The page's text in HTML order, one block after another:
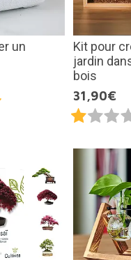
un
Kit pour
jardin
bois
31,90€